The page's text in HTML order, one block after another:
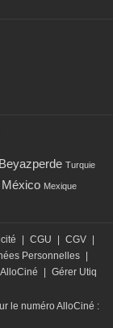
Beyazperde Turquie
Mexique
| CGU | CGV |
Personnelles |
| Gérer Utiq
le numéro AlloCiné :